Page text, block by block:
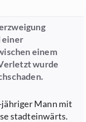
einer
einem
wurde
Mann mit
stadteinwärts.